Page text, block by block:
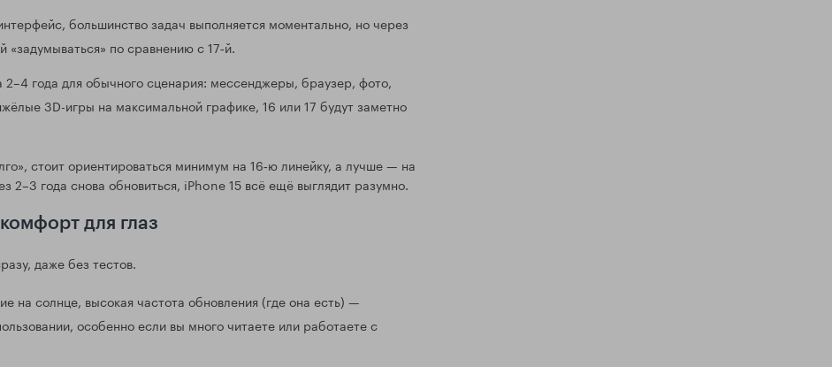
большинство задач выполняется моментально, но через
по сравнению с 17‑й.
года для обычного сценария: мессенджеры, браузер, фото,
3D-игры на максимальной графике, 16 или 17 будут заметно
стоит ориентироваться минимум на 16‑ю линейку, а лучше — на
2–3 года снова обновиться, iPhone 15 всё ещё выглядит разумно.
для глаз
даже без тестов.
на солнце, высокая частота обновления (где она есть) —
особенно если вы много читаете или работаете с